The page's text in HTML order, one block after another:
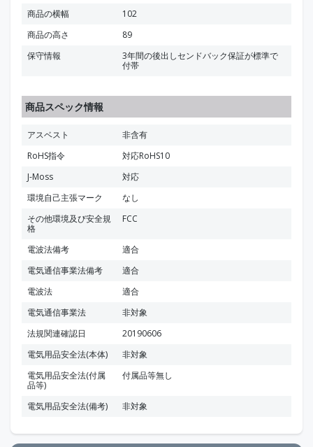
商品の横幅
102
商品の高さ
89
保守情報
3年間の後出しセンドバック保証が標準で
付帯
商品スペック情報
アスベスト
非含有
RoHS指令
対応RoHS10
J-Moss
対応
環境自己主張マーク
なし
その他環境及び安全規
格
FCC
電波法備考
適合
電気通信事業法備考
適合
電波法
適合
電気通信事業法
非対象
法規関連確認日
20190606
電気用品安全法(本体)
非対象
電気用品安全法(付属
品等)
付属品等無し
電気用品安全法(備考) 非対象